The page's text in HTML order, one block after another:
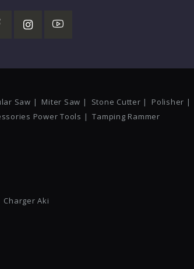
Saw | Miter Saw | Stone Cutter | Polisher |
Power Tools | Tamping Rammer
Charger Aki